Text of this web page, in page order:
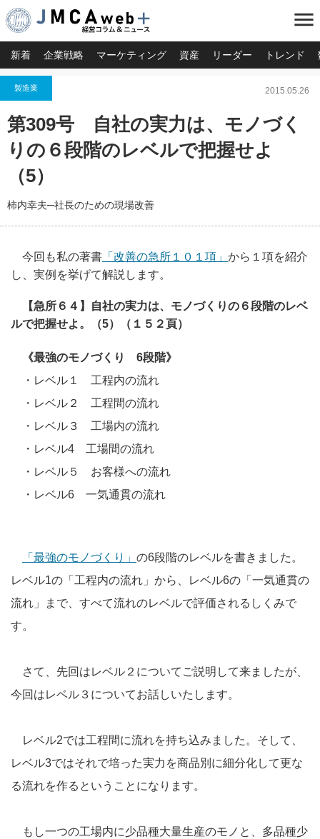
menu
新着 企業戦略 マーケティング 資産 リーダー トレンド
製造業 2015.05.26
第309号 自社の実力は、モノづく
りの６段階のレベルで把握せよ
（5）
柿内幸夫─社長のための現場改善
今回も私の著書 「改善の急所１０１項」 から１項を紹介
し、実例を挙げて解説します。
【急所６４】自社の実力は、モノづくりの６段階のレベ
ルで把握せよ。（5）（１５２頁）
《最強のモノづくり 6段階》
・レベル１ 工程内の流れ
・レベル２ 工程間の流れ
・レベル３ 工場内の流れ
・レベル4 工場間の流れ
・レベル５ お客様への流れ
・レベル6 一気通貫の流れ
「最強のモノづくり」 の6段階のレベルを書きました。
レベル1の「工程内の流れ」から、レベル6の「一気通貫の
流れ」まで、すべて流れのレベルで評価されるしくみで
す。
さて、先回はレベル２についてご説明して来ましたが、
今回はレベル３についてお話しいたします。
レベル2では工程間に流れを持ち込みました。そして、
レベル3ではそれで培った実力を商品別に細分化して更な
る流れを作るということになります。
もし一つの工場内に少品種大量生産のモノと、多品種少